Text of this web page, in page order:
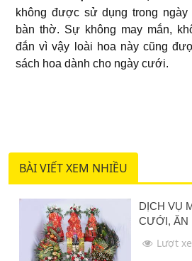
không được sử dụng trong
bàn thờ. Sự không may mắn,
đắn vì vậy loài hoa này cũng
sách hoa dành cho ngày cưới.
BÀI VIẾT XEM NHIỀU
DỊCH VỤ
CƯỚI, ĂN
Lượt